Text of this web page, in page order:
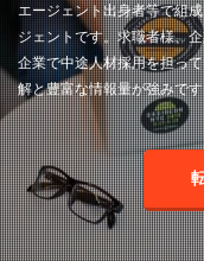
エージェント出身者等で組
ジェントです。求職者様、
企業で中途人材採用を担っ
解と豊富な情報量が強みで